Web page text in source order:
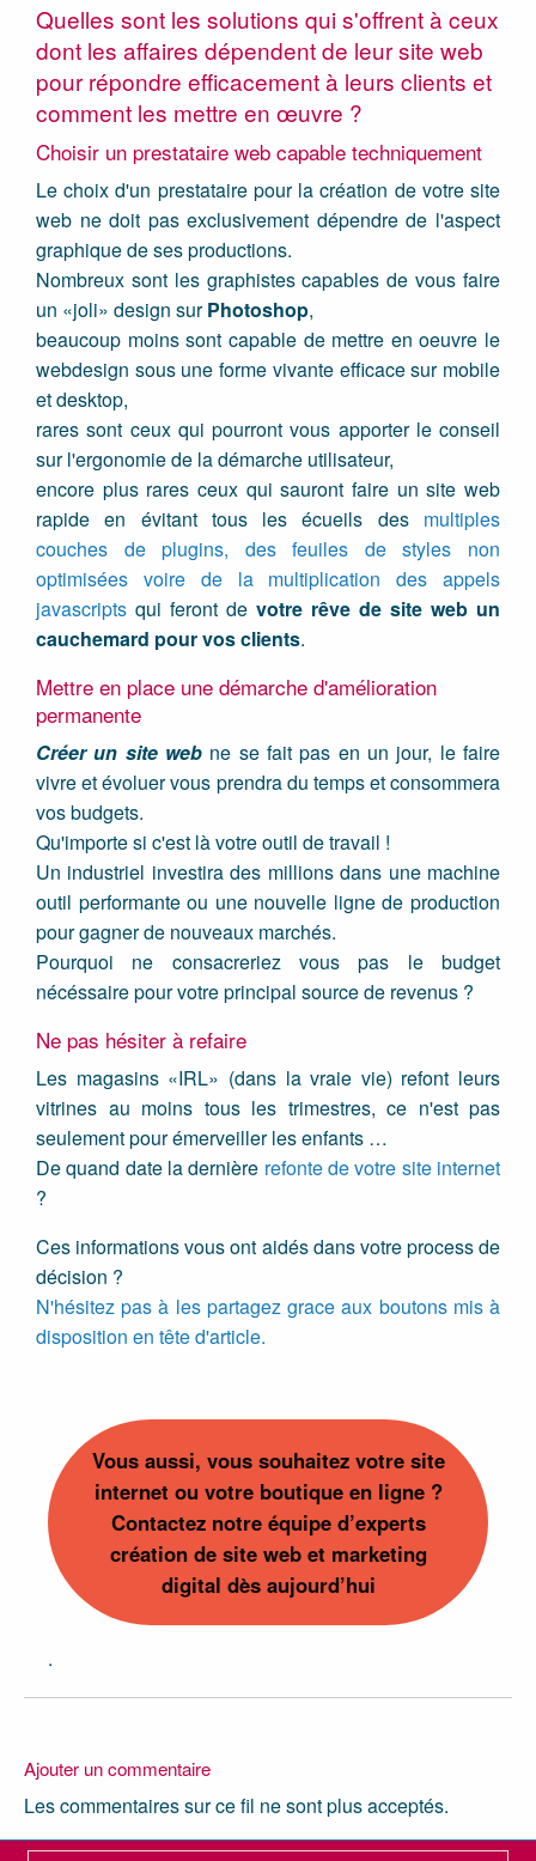
Quelles sont les solutions qui s'offrent à ceux
dont les affaires dépendent de leur site web
pour répondre efficacement à leurs clients et
comment les mettre en œuvre ?
Choisir un prestataire web capable techniquement
Le choix d'un prestataire pour la création de votre site
web ne doit pas exclusivement dépendre de l'aspect
graphique de ses productions.
Nombreux sont les graphistes capables de vous faire
un «joli» design surPhotoshop,
beaucoup moins sont capable de mettre en oeuvre le
webdesign sous une forme vivante efficace sur mobile
et desktop,
rares sont ceux qui pourront vous apporter le conseil
sur l'ergonomie de la démarche utilisateur,
encore plus rares ceux qui sauront faire un site web
rapide en évitant tous les écueils des multiples
couches de plugins, des feuiles de styles non
optimisées voire de la multiplication des appels
javascripts qui feront de votre rêve de site web un
cauchemard pour vos clients.
Mettre en place une démarche d'amélioration
permanente
Créer un site web ne se fait pas en un jour, le faire
vivre et évoluer vous prendra du temps et consommera
vos budgets.
Qu'importe si c'est là votre outil de travail !
Un industriel investira des millions dans une machine
outil performante ou une nouvelle ligne de production
pour gagner de nouveaux marchés.
Pourquoi ne consacreriez vous pas le budget
nécéssaire pour votre principal source de revenus ?
Ne pas hésiter à refaire
Les magasins «IRL» (dans la vraie vie) refont leurs
vitrines au moins tous les trimestres, ce n'est pas
seulement pour émerveiller les enfants …
De quand date la dernière refonte de votre site internet
?
Ces informations vous ont aidés dans votre process de
décision ?
N'hésitez pas à les partagez grace aux boutons mis à
disposition en tête d'article.
Vous aussi, vous souhaitez votre site
internet ou votre boutique en ligne ?
Contactez notre équipe d’experts
création de site web et marketing
digital dès aujourd’hui
.
Ajouter un commentaire
Les commentaires sur ce fil ne sont plus acceptés.